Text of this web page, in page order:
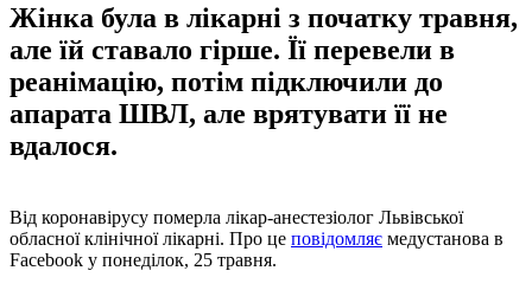
Жінка була в лікарні з початку травня,
але їй ставало гірше. Її перевели в
реанімацію, потім підключили до
апарата ШВЛ, але врятувати її не
вдалося.
Від коронавірусу померла лікар-анестезіолог Львівської
обласної клінічної лікарні. Про це повідомляє медустанова в
Facebook у понеділок, 25 травня.